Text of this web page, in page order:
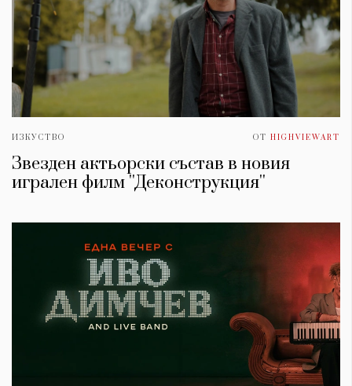
ИЗКУСТВО ОТ HIGHVIEWART
Звезден актьорски състав в новия
игрален филм ''Деконструкция''